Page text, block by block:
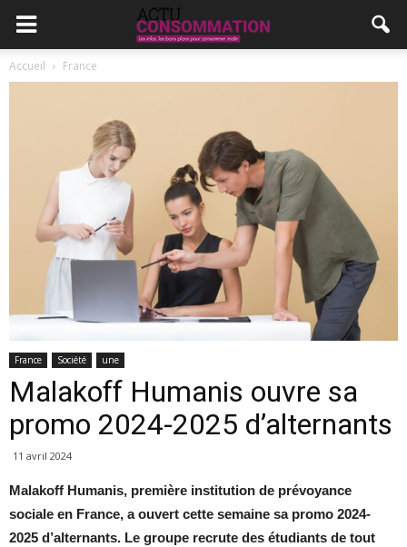
Accueil France
France Société une
Malakoff Humanis ouvre sa
promo 2024-2025 d’alternants
11 avril 2024
Malakoff Humanis, première institution de prévoyance
sociale en France, a ouvert cette semaine sa promo 2024-
2025 d’alternants. Le groupe recrute des étudiants de tout